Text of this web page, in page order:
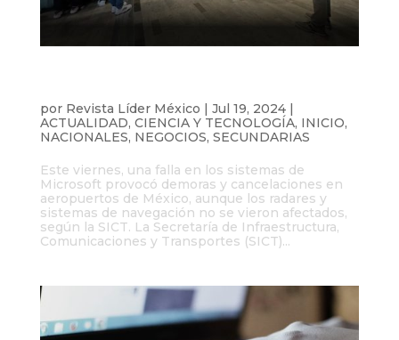
por Revista Líder México | Jul 19, 2024|
ACTUALIDAD, CIENCIA Y TECNOLOGÍA, INICIO,
NACIONALES, NEGOCIOS, SECUNDARIAS
Este viernes, una falla en los sistemas de
Microsoft provocó demoras y cancelaciones en
aeropuertos de México, aunque los radares y
sistemas de navegación no se vieron afectados,
según la SICT. La Secretaría de Infraestructura,
Comunicaciones y Transportes (SICT)...